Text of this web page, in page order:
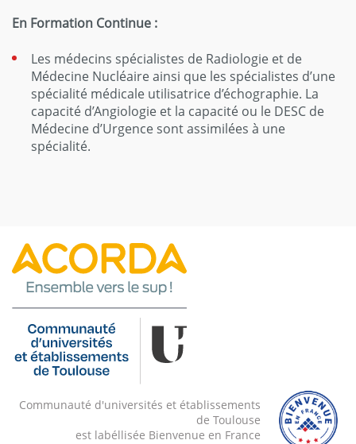
En Formation Continue :
Les médecins spécialistes de Radiologie et de
Médecine Nucléaire ainsi que les spécialistes d’une
spécialité médicale utilisatrice d’échographie. La
capacité d’Angiologie et la capacité ou le DESC de
Médecine d’Urgence sont assimilées à une
spécialité.
Communauté d'universités et établissements
de Toulouse
est labéllisée Bienvenue en France